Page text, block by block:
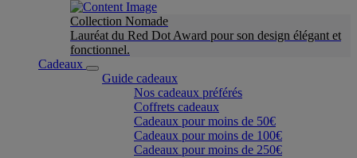
Collection Nomade
Lauréat du Red Dot Award pour son design élégant et
fonctionnel.
Cadeaux
Guide cadeaux
Nos cadeaux préférés
Coffrets cadeaux
Cadeaux pour moins de 50€
Cadeaux pour moins de 100€
Cadeaux pour moins de 250€